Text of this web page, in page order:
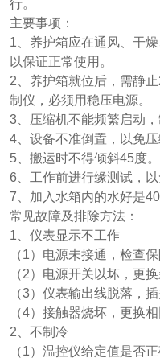
行。
主要事项：
1、养护箱应在通风、干
以保证正常使用。
2、养护箱就位后，需静
制仪，必
3、压缩机不能频繁启动
4、设备不准倒置，以免
5、搬运时不得倾斜45度。
6、工作前进行缘测试，
7、加入水箱内的水好是
常见故障及排除方法：
1、仪表显示不工作
（1）电源未接通，检查
（2）电源开关以坏，更
（3）仪表输出线脱落，
（4）接触器烧坏，更换
2、不制冷
（1）温控仪给定值是否